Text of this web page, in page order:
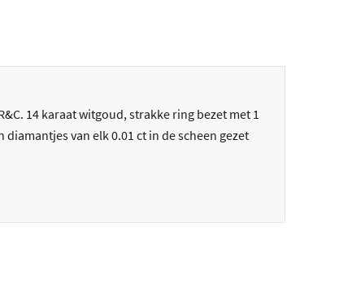
14 karaat witgoud, strakke ring bezet met 1
van elk 0.01 ct in de scheen gezet